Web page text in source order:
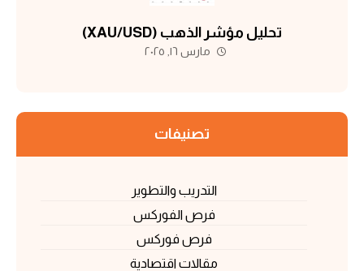
تحليل مؤشر الذهب (XAU/USD)
مارس ١٦, ٢٠٢٥
تصنيفات
التدريب والتطوير
فرص الفوركس
فرص فوركس
مقالات اقتصادية